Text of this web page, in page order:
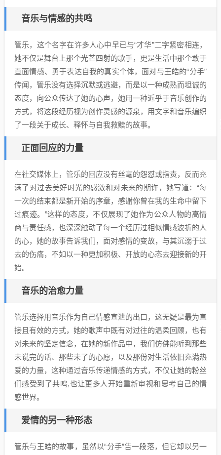
音乐与情感的共鸣
管乐，这个名字在许多人心中早已与“才华”二字紧密相连，
她不仅是舞台上那个光芒四射的歌手，更是生活中那个敢于
直面情感、勇于表达自我的真实个体，面对与王皓的“分手”
传闻，管乐没有选择沉默或逃避，而是以一种成熟而坦诚的
态度，向公众传达了她的心声，她用一种近乎于音乐创作的
方式，将这段经历视为创作灵感的源泉，用文字和音乐编织
了一段关于成长、释怀与自我救赎的故事。
正面回应的力量
在社交媒体上，管乐的回应没有丝毫的怨怼或指责，反而充
满了对过去美好时光的感激和对未来的期许，她写道：“每
一次的结束都是新开始的序章，感谢你曾在我的生命中留下
过痕迹。”这样的态度，不仅展现了她作为公众人物的高情
商与责任感，也深深触动了每一个经历过相似情感波折的人
的心，她的故事告诉我们，面对感情的变故，与其沉溺于过
去的伤痛，不如以一种更加积极、开放的心态去迎接新的开
始。
音乐的治愈力量
管乐选择用音乐作为自己情感宣泄的出口，这无疑是最为直
接且有效的方式，她的歌声中既有对过往的温柔回顾，也有
对未来的坚定信念，在她的新作品中，我们仿佛能听到那些
未说完的话、那些未了的心愿，以及那份对生活依旧充满热
爱的力量，这种通过音乐传递情感的方式，不仅让她的粉丝
们感受到了共鸣,也让更多人开始重新审视和思考自己的情
感世界。
爱情的另一种形态
管乐与王皓的故事，虽然以“分手”告一段落，但它却以另一